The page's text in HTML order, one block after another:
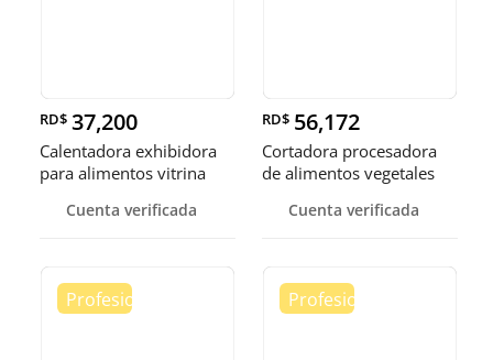
RD$ 37,200
Calentadora exhibidora
para alimentos vitrina
Cuenta verificada
RD$ 56,172
Cortadora procesadora
de alimentos vegetales
Cuenta verificada